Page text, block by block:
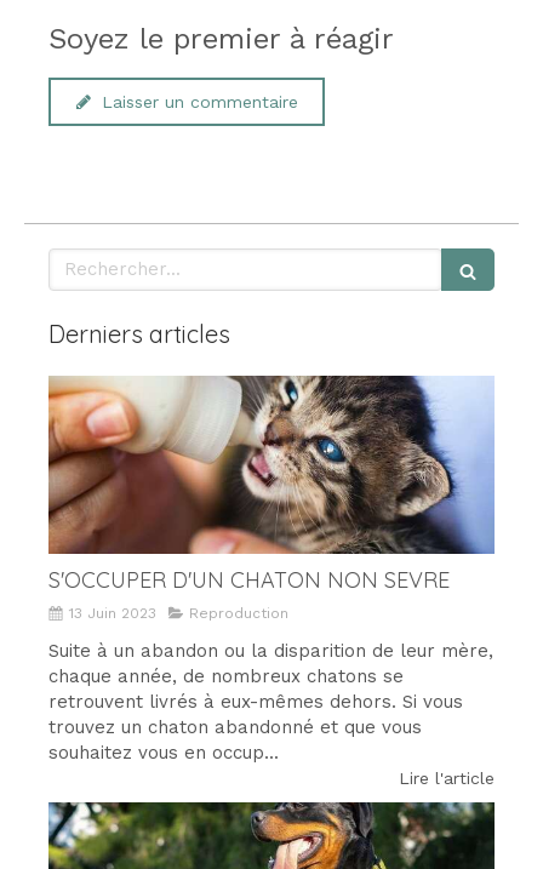
Soyez le premier à réagir
Laisser un commentaire
Rechercher
Derniers articles
S'OCCUPER D'UN CHATON NON SEVRE
13 Juin 2023 Reproduction
Suite à un abandon ou la disparition de leur mère,
chaque année, de nombreux chatons se
retrouvent livrés à eux-mêmes dehors. Si vous
trouvez un chaton abandonné et que vous
souhaitez vous en occup...
Lire l'article